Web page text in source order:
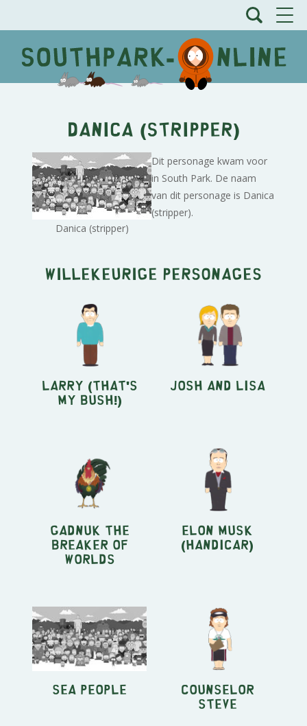
Danica (stripper)
Danica (stripper)
Dit personage kwam voor
in South Park. De naam
van dit personage is Danica
(stripper).
Willekeurige personages
Larry (That's
My Bush!)
Josh and Lisa
Gadnuk the
Breaker of
Worlds
Elon Musk
(Handicar)
Sea People Counselor
Steve